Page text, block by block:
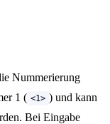
Nummerierung
1 ( <1> ) und kann
Bei Eingabe